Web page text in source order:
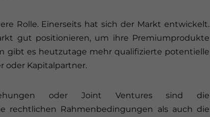
Rolle. Einerseits hat sich der Markt entwickelt.
gut positionieren, um ihre Premiumprodukte
gibt es heutzutage mehr qualifizierte potentielle
oder Kapitalpartner.
oder Joint Ventures sind die
rechtlichen Rahmenbedingungen als auch die